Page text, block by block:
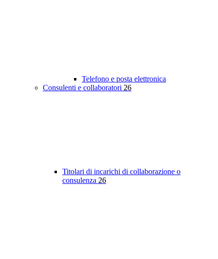
Telefono e posta elettronica
Consulenti e collaboratori 26
Titolari di incarichi di collaborazione o
consulenza 26